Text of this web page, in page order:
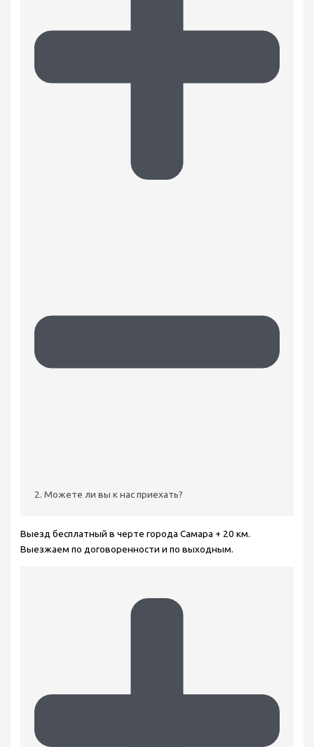
2. Можете ли вы к нас приехать?
Выезд бесплатный в черте города Самара + 20 км.
Выезжаем по договоренности и по выходным.